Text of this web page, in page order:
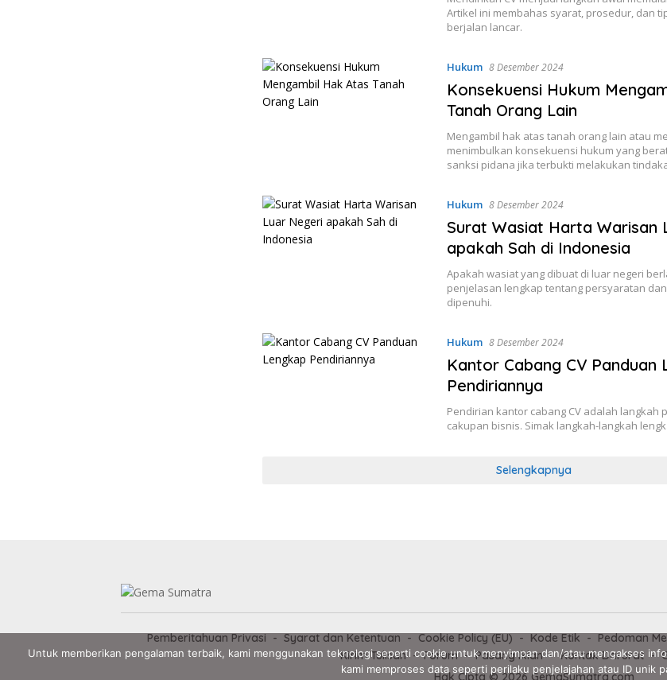
Artikel ini membahas syarat, prosedur, dan
berjalan lancar.
Hukum 8 Desember 2024
Konsekuensi Hukum
Tanah Orang Lain
Mengambil hak atas tanah orang lain atau
menimbulkan konsekuensi hukum yang
sanksi pidana jika terbukti melakukan
Hukum 8 Desember 2024
Surat Wasiat Harta Warisan
apakah Sah di Indonesia
Apakah wasiat yang dibuat di luar negeri
penjelasan lengkap tentang persyaratan
dipenuhi.
Hukum 8 Desember 2024
Kantor Cabang CV Panduan
Pendiriannya
Pendirian kantor cabang CV adalah langkah
cakupan bisnis. Simak langkah-langkah
Selengkapnya
Pemberitahuan Privasi Syarat dan Ketentuan Cookie Policy (EU) Kode Etik Pedoman
Kirim Tulisan
Forum Pasang Iklan Kontak Darurat
Untuk memberikan pengalaman terbaik, kami menggunakan teknologi seperti cookie untuk menyimpan dan/atau mengakses
kami memproses data seperti perilaku penjelajahan atau ID unik